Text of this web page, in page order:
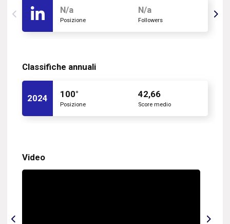
N/a
Posizione
N/a
Followers
Classifiche annuali
2024 100°
Posizione
42,66
Score medio
Video